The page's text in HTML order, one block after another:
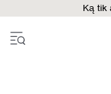
Ką tik